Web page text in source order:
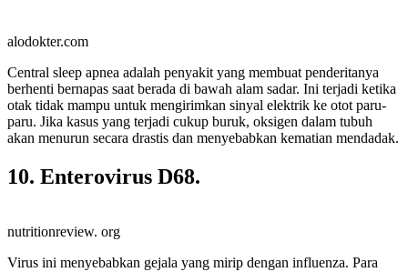
alodokter.com
Central sleep apnea adalah penyakit yang membuat penderitanya
berhenti bernapas saat berada di bawah alam sadar. Ini terjadi ketika
otak tidak mampu untuk mengirimkan sinyal elektrik ke otot paru-
paru. Jika kasus yang terjadi cukup buruk, oksigen dalam tubuh
akan menurun secara drastis dan menyebabkan kematian mendadak.
10. Enterovirus D68.
nutritionreview. org
Virus ini menyebabkan gejala yang mirip dengan influenza. Para